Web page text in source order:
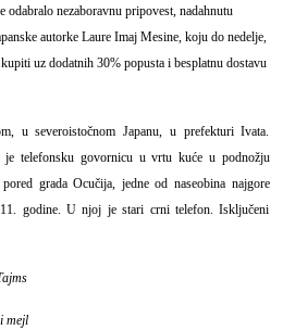
nezaboravnu pripovest, nadahnutu
autorke Laure Imaj Mesine, koju do nedelje,
uz dodatnih 30% popusta i besplatnu dostavu
u severoistočnom Japanu, u prefekturi Ivata.
je telefonsku govornicu u vrtu kuće u podnožju
grada Ocučija, jedne od naseobina najgore
godine. U njoj je stari crni telefon. Isključeni
mejl